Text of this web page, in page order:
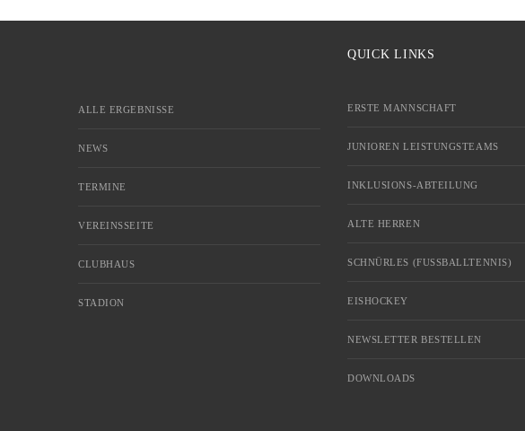
ALLE ERGEBNISSE
NEWS
TERMINE
VEREINSSEITE
CLUBHAUS
STADION
QUICK LINKS
ERSTE MANNSCHAFT
JUNIOREN LEISTUNGSTEAMS
INKLUSIONS-ABTEILUNG
ALTE HERREN
SCHNÜRLES (FUSSBALLTENNIS)
EISHOCKEY
NEWSLETTER BESTELLEN
DOWNLOADS